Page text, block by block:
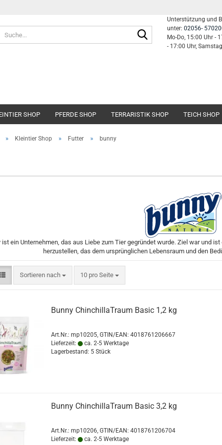
Suche...
Unterstützung und
unter: 02056-
Mo-Do, 15:00 Uhr -
- 17:00 Uhr,
SHOP PFERDE SHOP TERRARISTIK SHOP TEICH SHOP
» Kleintier Shop » Futter » bunny
ist ein Unternehmen, das aus Liebe zum Tier gegründet wurde. Ziel war und
herzustellen, das dem ursprünglichen Lebensraum und den
Sortieren nach
Sortieren nach 10 pro Seite
pro Seite
Bunny ChinchillaTraum Basic 1,2 kg
Art.Nr.: mp10205 GTIN/EAN: 4018761206667
Lieferzeit:
ca. 2-5 Werktage
Lagerbestand: 5 Stück
Bunny ChinchillaTraum Basic 3,2 kg
Art.Nr.: mp10206 GTIN/EAN: 4018761206704
Lieferzeit:
ca. 2-5 Werktage